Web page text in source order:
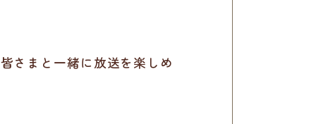
さまと一緒に放送を楽しめ